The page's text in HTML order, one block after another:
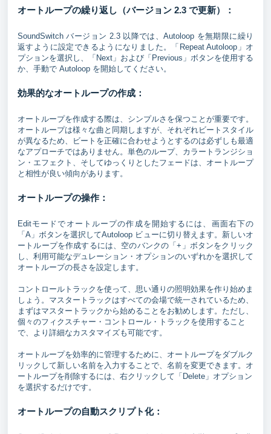
オートループの繰り返し（バージョン 2.3 で更新）：
SoundSwitch バージョン 2.3 以降では、Autoloop を無期限に繰り
返すように設定できるようになりました。「Repeat Autoloop」オ
プションを選択し、「Next」および「Previous」ボタンを使用する
か、手動で Autoloop を開始してください。
効果的なオートループの作成：
オートループを作成する際は、シンプルさを保つことが重要です。
オートループは様々な曲と同期しますが、それぞれビートスタイル
が異なるため、ビートを正確に合わせようとするのは必ずしも最適
なアプローチではありません。単色のループ、カラートランジショ
ン・エフェクト、そしてゆっくりとしたフェードは、オートループ
と相性が良い傾向があります。
オートループの操作：
Editモードでオートループの作成を開始するには、画面右下の
「A」ボタンを選択してAutoloop ビューに切り替えます。新しいオ
ートループを作成するには、空のバンクの「+」ボタンをクリック
し、利用可能なデュレーション・オプションのいずれかを選択して
オートループの長さを設定します。
コントロールトラックを使って、思い通りの照明効果を作り始めま
しょう。マスタートラックはすべての会場で統一されているため、
まずはマスタートラックから始めることをお勧めします。ただし、
個々のフィクスチャー・コントロール・トラックを使用すること
で、より詳細なカスタマイズも可能です。
オートループを効率的に管理するために、オートループをダブルク
リックして新しい名前を入力することで、名前を変更できます。オ
ートループを削除するには、右クリックして「Delete」オプション
を選択するだけです。
オートループの自動スクリプト化：